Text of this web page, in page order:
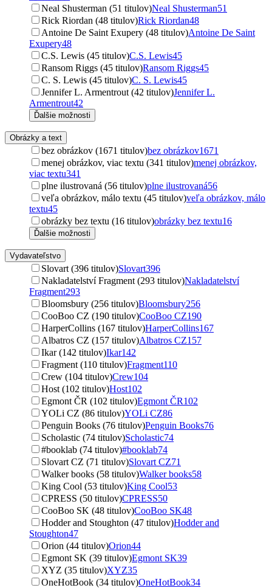
Neal Shusterman (51 titulov)Neal Shusterman51
Rick Riordan (48 titulov)Rick Riordan48
Antoine De Saint Exupery (48 titulov)Antoine De Saint
Exupery48
C.S. Lewis (45 titulov)C.S. Lewis45
Ransom Riggs (45 titulov)Ransom Riggs45
C. S. Lewis (45 titulov)C. S. Lewis45
Jennifer L. Armentrout (42 titulov)Jennifer L.
Armentrout42
Ďalšie možnosti
Obrázky a text
bez obrázkov (1671 titulov)bez obrázkov1671
menej obrázkov, viac textu (341 titulov)menej obrázkov,
viac textu341
plne ilustrovaná (56 titulov)plne ilustrovaná56
veľa obrázkov, málo textu (45 titulov)veľa obrázkov, málo
textu45
obrázky bez textu (16 titulov)obrázky bez textu16
Ďalšie možnosti
Vydavateľstvo
Slovart (396 titulov)Slovart396
Nakladatelství Fragment (293 titulov)Nakladatelství
Fragment293
Bloomsbury (256 titulov)Bloomsbury256
CooBoo CZ (190 titulov)CooBoo CZ190
HarperCollins (167 titulov)HarperCollins167
Albatros CZ (157 titulov)Albatros CZ157
Ikar (142 titulov)Ikar142
Fragment (110 titulov)Fragment110
Crew (104 titulov)Crew104
Host (102 titulov)Host102
Egmont ČR (102 titulov)Egmont ČR102
YOLi CZ (86 titulov)YOLi CZ86
Penguin Books (76 titulov)Penguin Books76
Scholastic (74 titulov)Scholastic74
#booklab (74 titulov)#booklab74
Slovart CZ (71 titulov)Slovart CZ71
Walker books (58 titulov)Walker books58
King Cool (53 titulov)King Cool53
CPRESS (50 titulov)CPRESS50
CooBoo SK (48 titulov)CooBoo SK48
Hodder and Stoughton (47 titulov)Hodder and
Stoughton47
Orion (44 titulov)Orion44
Egmont SK (39 titulov)Egmont SK39
XYZ (35 titulov)XYZ35
OneHotBook (34 titulov)OneHotBook34